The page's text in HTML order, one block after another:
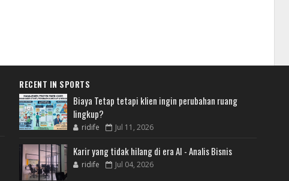
RECENT IN SPORTS
Biaya Tetap tetapi klien ingin perubahan ruang
lingkup?
ridife Jul 11, 2026
Karir yang tidak hilang di era AI - Analis Bisnis
ridife Jul 04, 2026